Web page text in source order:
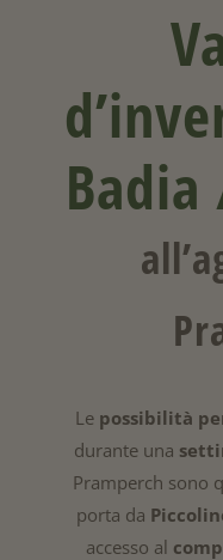
all’
Le possibilità
durante una
Pramperch sono
porta da
accesso al